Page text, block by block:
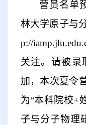
营员名单
林大学原子与
p://
关注。请被录
加，本次夏令
为“本科院校+
子与分子物理